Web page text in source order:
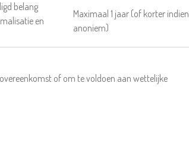
belang
en
Maximaal 1 jaar (of korter indien
anoniem)
of om te voldoen aan wettelijke